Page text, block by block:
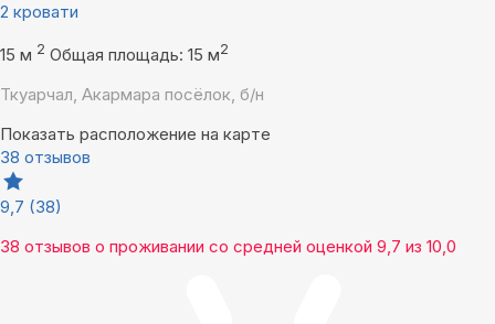
2 кровати
15 м 2 Общая площадь: 15 м2
Ткуарчал, Акармара посёлок, б/н
Показать расположение на карте
38 отзывов
9,7 (38)
38 отзывов о проживании со средней оценкой 9,7 из 10,0